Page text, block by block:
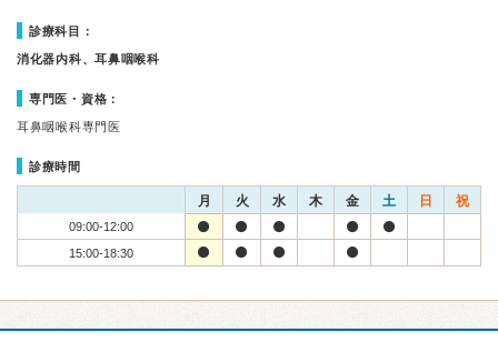
診療科目：
消化器内科、耳鼻咽喉科
専門医・資格：
耳鼻咽喉科専門医
診療時間
月 火 水 木 金 土 日 祝
09:00-12:00
15:00-18:30